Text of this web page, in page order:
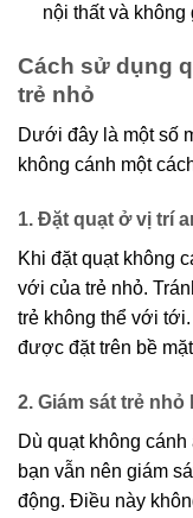
nội thất và không
Cách sử dụng
trẻ nhỏ
Dưới đây là một số
không cánh một
1. Đặt quạt ở vị trí
Khi đặt quạt không
với của trẻ nhỏ.
trẻ không thể với
được đặt trên bề
2. Giám sát trẻ
Dù quạt không
bạn vẫn nên giám
động. Điều này